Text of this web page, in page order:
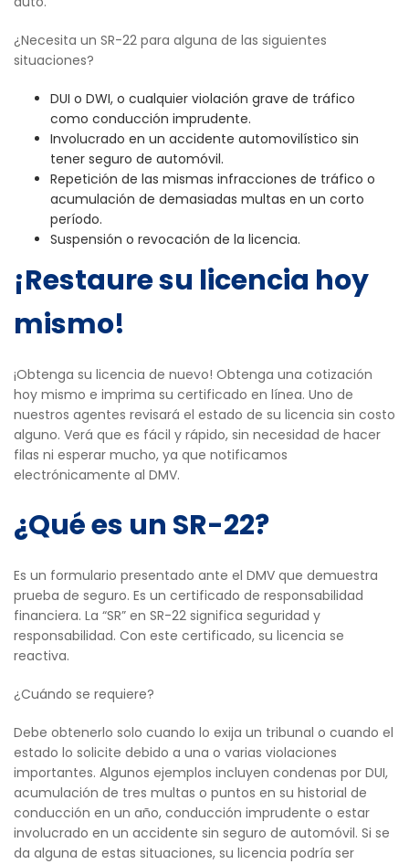
¿Necesita un SR-22 para alguna de las siguientes
situaciones?
DUI o DWI, o cualquier violación grave de tráfico
como conducción imprudente.
Involucrado en un accidente automovilístico sin
tener seguro de automóvil.
Repetición de las mismas infracciones de tráfico o
acumulación de demasiadas multas en un corto
período.
Suspensión o revocación de la licencia.
¡Restaure su licencia hoy
mismo!
¡Obtenga su licencia de nuevo! Obtenga una cotización
hoy mismo e imprima su certificado en línea. Uno de
nuestros agentes revisará el estado de su licencia sin costo
alguno. Verá que es fácil y rápido, sin necesidad de hacer
filas ni esperar mucho, ya que notificamos
electrónicamente al DMV.
¿Qué es un SR-22?
Es un formulario presentado ante el DMV que demuestra
prueba de seguro. Es un certificado de responsabilidad
financiera. La “SR” en SR-22 significa seguridad y
responsabilidad. Con este certificado, su licencia se
reactiva.
¿Cuándo se requiere?
Debe obtenerlo solo cuando lo exija un tribunal o cuando el
estado lo solicite debido a una o varias violaciones
importantes. Algunos ejemplos incluyen condenas por DUI,
acumulación de tres multas o puntos en su historial de
conducción en un año, conducción imprudente o estar
involucrado en un accidente sin seguro de automóvil. Si se
da alguna de estas situaciones, su licencia podría ser